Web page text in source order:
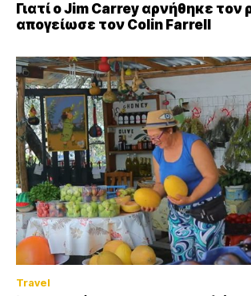
Γιατί ο Jim Carrey αρνήθηκε τον
απογείωσε τον Colin Farrell
Travel